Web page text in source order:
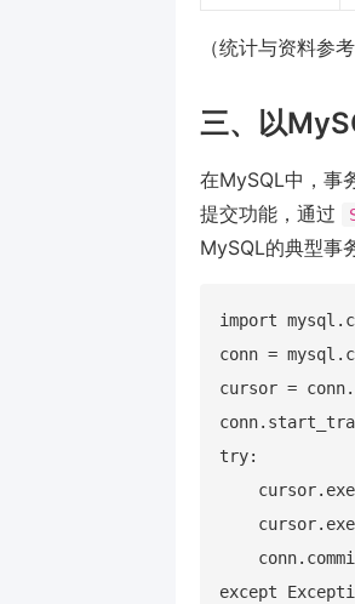
（统计与资料参
三、以
在MySQL中，事
提交功能，通过
MySQL的典型事
import
conn =
cursor =
try:
except